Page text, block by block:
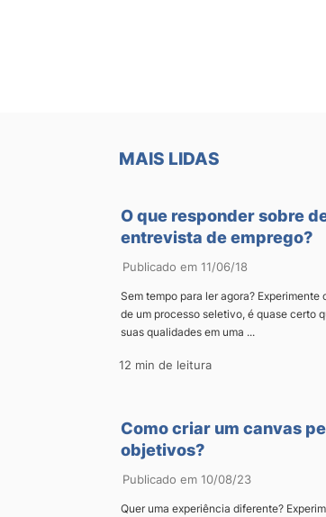
MAIS LIDAS
O que responder sobre
entrevista de emprego?
Publicado em 11/06/18
Sem tempo para ler agora?
de um processo seletivo, é quase certo
suas qualidades em uma ...
12 min de leitura
Como criar um canvas
objetivos?
Publicado em 10/08/23
Quer uma experiência diferente?